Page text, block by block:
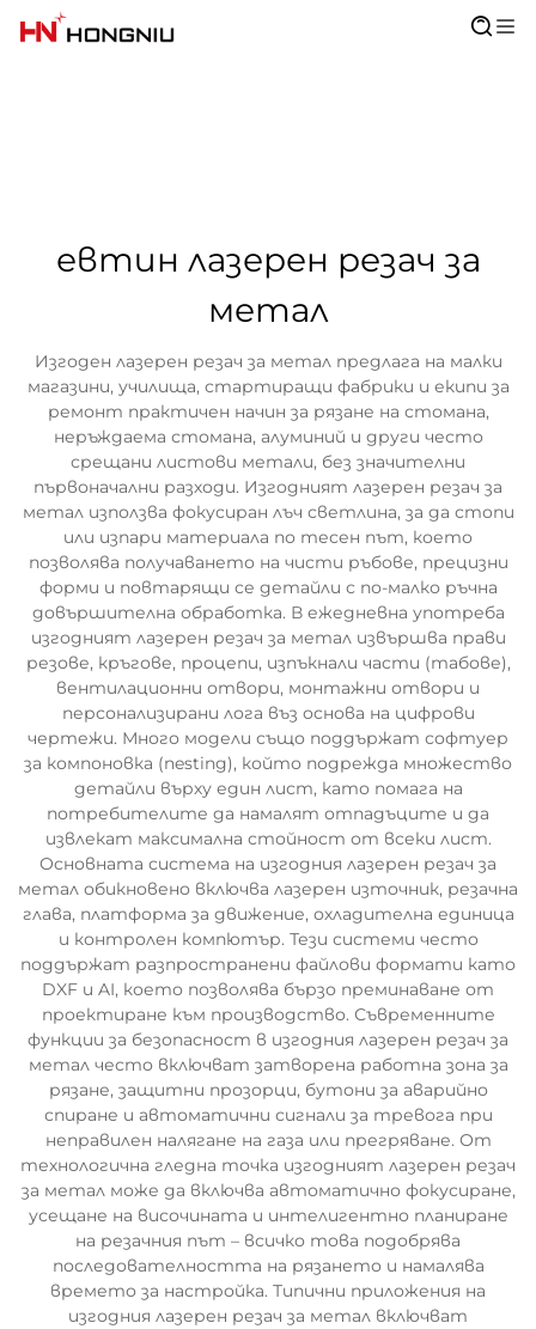
евтин лазерен резач за
метал
Изгоден лазерен резач за метал предлага на малки
магазини, училища, стартиращи фабрики и екипи за
ремонт практичен начин за рязане на стомана,
неръждаема стомана, алуминий и други често
срещани листови метали, без значителни
първоначални разходи. Изгодният лазерен резач за
метал използва фокусиран лъч светлина, за да стопи
или изпари материала по тесен път, което
позволява получаването на чисти ръбове, прецизни
форми и повтарящи се детайли с по-малко ръчна
довършителна обработка. В ежедневна употреба
изгодният лазерен резач за метал извършва прави
резове, кръгове, процепи, изпъкнали части (табове),
вентилационни отвори, монтажни отвори и
персонализирани лога въз основа на цифрови
чертежи. Много модели също поддържат софтуер
за компоновка (nesting), който подрежда множество
детайли върху един лист, като помага на
потребителите да намалят отпадъците и да
извлекат максимална стойност от всеки лист.
Основната система на изгодния лазерен резач за
метал обикновено включва лазерен източник, резачна
глава, платформа за движение, охладителна единица
и контролен компютър. Тези системи често
поддържат разпространени файлови формати като
DXF и AI, което позволява бързо преминаване от
проектиране към производство. Съвременните
функции за безопасност в изгодния лазерен резач за
метал често включват затворена работна зона за
рязане, защитни прозорци, бутони за аварийно
спиране и автоматични сигнали за тревога при
неправилен налягане на газа или прегряване. От
технологична гледна точка изгодният лазерен резач
за метал може да включва автоматично фокусиране,
усещане на височината и интелигентно планиране
на резачния път – всичко това подобрява
последователността на рязането и намалява
времето за настройка. Типични приложения на
изгодния лазерен резач за метал включват